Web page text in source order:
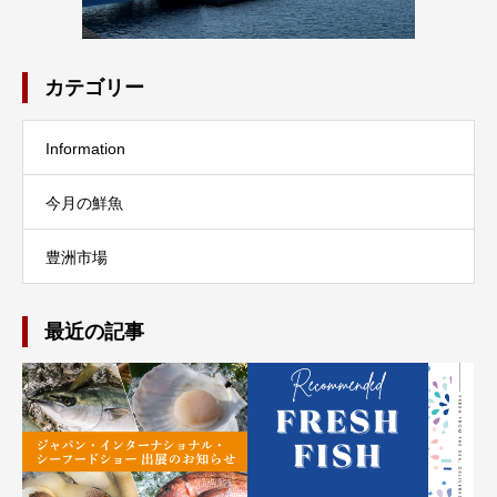
カテゴリー
Information
今月の鮮魚
豊洲市場
最近の記事